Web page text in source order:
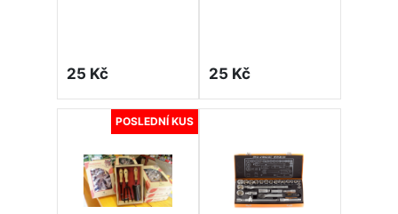
25 Kč 25 Kč
POSLEDNÍ KUS